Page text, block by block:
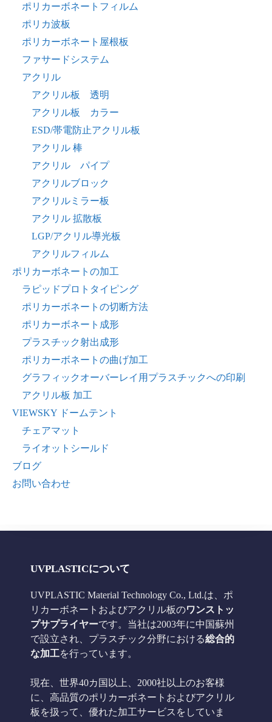
ポリカーボネートフィルム
ポリカ波板
ポリカーボネート屋根板
ファサードシステム
アクリル
アクリル板 透明
アクリル板 カラー
ESD/帯電防止アクリル板
アクリル 棒
アクリル パイプ
アクリルブロック
アクリルミラー板
アクリル 拡散板
LGP/アクリル導光板
アクリルフィルム
ポリカーボネートの加工
ラピッドプロトタイピング
ポリカーボネートの切断方法
ポリカーボネート成形
プラスチック射出成形
ポリカーボネートの曲げ加工
グラフィックオーバーレイ用プラスチックへの印刷
アクリル板 加工
VIEWSKY ドームテント
チェアマット
ライオットシールド
ブログ
お問い合わせ
UVPLASTICについて
UVPLASTIC Material Technology Co., Ltd.は、ポ
リカーボネートおよびアクリル板のワンストッ
プサプライヤーです。当社は2003年に中国蘇州
で設立され、プラスチック分野における総合的
な加工を行っています。
現在、世界40カ国以上、2000社以上のお客様
に、高品質のポリカーボネートおよびアクリル
板を扱って、優れた加工サービスをしていま